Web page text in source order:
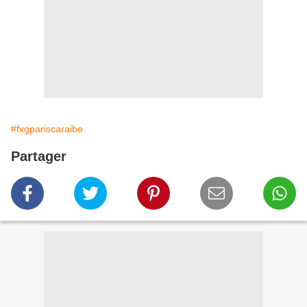
#fxgpariscaraibe
Partager